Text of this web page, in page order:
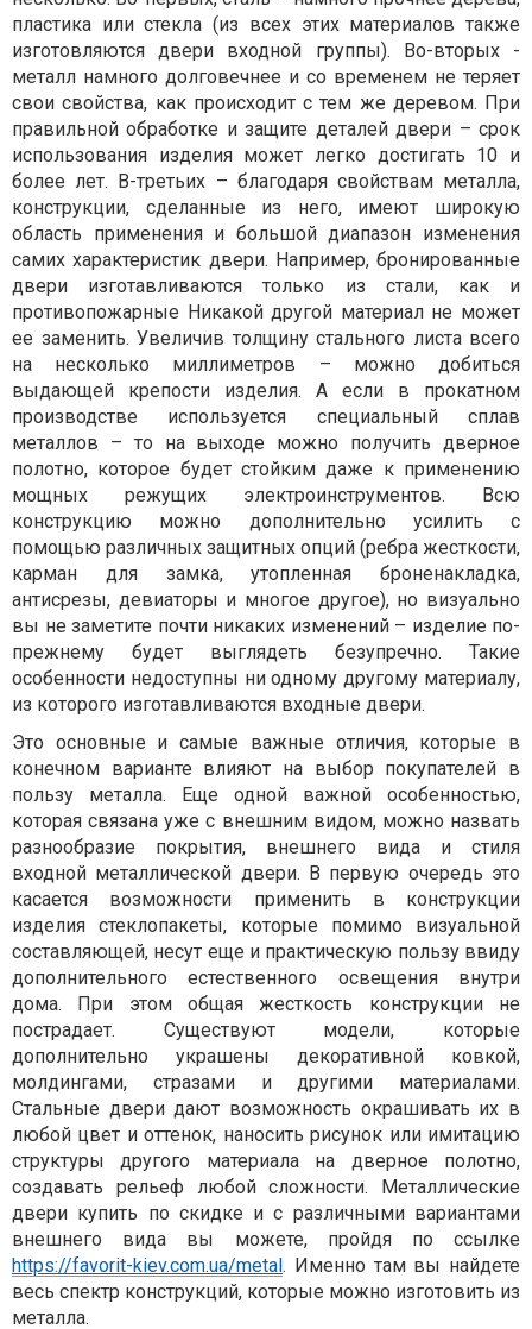
пластика или стекла (из всех этих материалов также
изготовляются двери входной группы). Во-вторых -
металл намного долговечнее и со временем не теряет
свои свойства, как происходит с тем же деревом. При
правильной обработке и защите деталей двери – срок
использования изделия может легко достигать 10 и
более лет. В-третьих – благодаря свойствам металла,
конструкции, сделанные из него, имеют широкую
область применения и большой диапазон изменения
самих характеристик двери. Например, бронированные
двери изготавливаются только из стали, как и
противопожарные Никакой другой материал не может
ее заменить. Увеличив толщину стального листа всего
на несколько миллиметров – можно добиться
выдающей крепости изделия. А если в прокатном
производстве используется специальный сплав
металлов – то на выходе можно получить дверное
полотно, которое будет стойким даже к применению
мощных режущих электроинструментов. Всю
конструкцию можно дополнительно усилить с
помощью различных защитных опций (ребра жесткости,
карман для замка, утопленная броненакладка,
антисрезы, девиаторы и многое другое), но визуально
вы не заметите почти никаких изменений – изделие по-
прежнему будет выглядеть безупречно. Такие
особенности недоступны ни одному другому материалу,
из которого изготавливаются входные двери.
Это основные и самые важные отличия, которые в
конечном варианте влияют на выбор покупателей в
пользу металла. Еще одной важной особенностью,
которая связана уже с внешним видом, можно назвать
разнообразие покрытия, внешнего вида и стиля
входной металлической двери. В первую очередь это
касается возможности применить в конструкции
изделия стеклопакеты, которые помимо визуальной
составляющей, несут еще и практическую пользу ввиду
дополнительного естественного освещения внутри
дома. При этом общая жесткость конструкции не
пострадает. Существуют модели, которые
дополнительно украшены декоративной ковкой,
молдингами, стразами и другими материалами.
Стальные двери дают возможность окрашивать их в
любой цвет и оттенок, наносить рисунок или имитацию
структуры другого материала на дверное полотно,
создавать рельеф любой сложности. Металлические
двери купить по скидке и с различными вариантами
внешнего вида вы можете, пройдя по ссылке
https://favorit-kiev.com.ua/metal. Именно там вы найдете
весь спектр конструкций, которые можно изготовить из
металла.